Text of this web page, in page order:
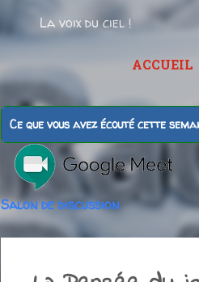
La voix du ciel !
ACCUEIL
Ce que vous avez écouté cette
Salon de discussion